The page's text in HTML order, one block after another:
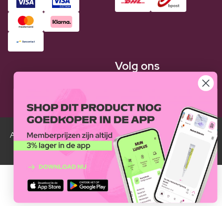
Volg ons
Alle Luxplus ledenprijzen zijn weergegeven in vergelijking
met de normale prijzen.